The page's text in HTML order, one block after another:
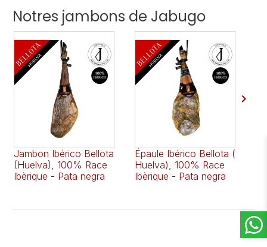
Notres jambons de Jabugo
Jambon Ibérico Bellota
(Huelva), 100% Race
Ibèrique - Pata negra
Épaule Ibérico Bellota (
Huelva), 100% Race
Ibèrique - Pata negra
